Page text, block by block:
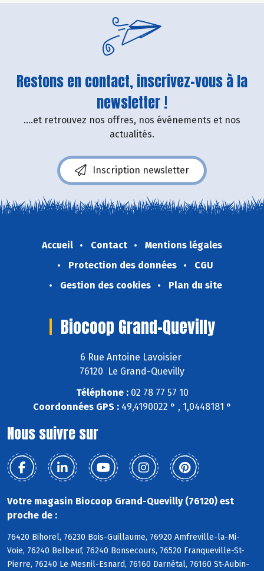
Restons en contact, inscrivez-vous à la
newsletter !
....et retrouvez nos offres, nos événements et nos
actualités.
Inscription newsletter
Accueil Contact
Mentions légales
Protection des données
CGU
Gestion des cookies
Plan du site
Biocoop Grand-Quevilly
6 Rue Antoine Lavoisier
76120 Le Grand-Quevilly
Téléphone :02 78 77 57 10
Coordonnées GPS :49,4190022 ° , 1,0448181 °
Nous suivre sur
Votre magasin Biocoop Grand-Quevilly (76120) est
proche de :
76420 Bihorel, 76230 Bois-Guillaume, 76920 Amfreville-la-Mi-
Voie, 76240 Belbeuf, 76240 Bonsecours, 76520 Franqueville-St-
Pierre, 76240 Le Mesnil-Esnard, 76160 Darnétal, 76160 St-Aubin-